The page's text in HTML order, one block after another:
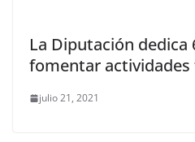
La Diputación dedica
fomentar
julio 21, 2021